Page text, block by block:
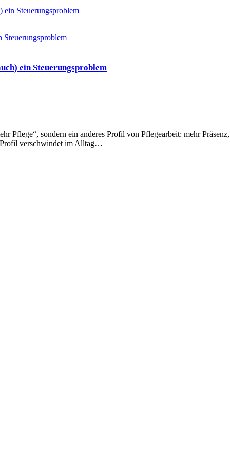
ein Steuerungsproblem
ein Steuerungsproblem
Pflege“, sondern ein anderes Profil von Pflegearbeit: mehr
Profil verschwindet im Alltag…